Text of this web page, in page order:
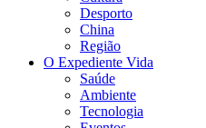
Desporto
China
Região
O Expediente Vida
Saúde
Ambiente
Tecnologia